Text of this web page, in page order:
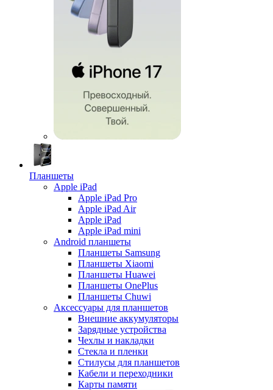
Планшеты
Apple iPad
Apple iPad Pro
Apple iPad Air
Apple iPad
Apple iPad mini
Android планшеты
Планшеты Samsung
Планшеты Xiaomi
Планшеты Huawei
Планшеты OnePlus
Планшеты Chuwi
Аксессуары для планшетов
Внешние аккумуляторы
Зарядные устройства
Чехлы и накладки
Стекла и пленки
Стилусы для планшетов
Кабели и переходники
Карты памяти